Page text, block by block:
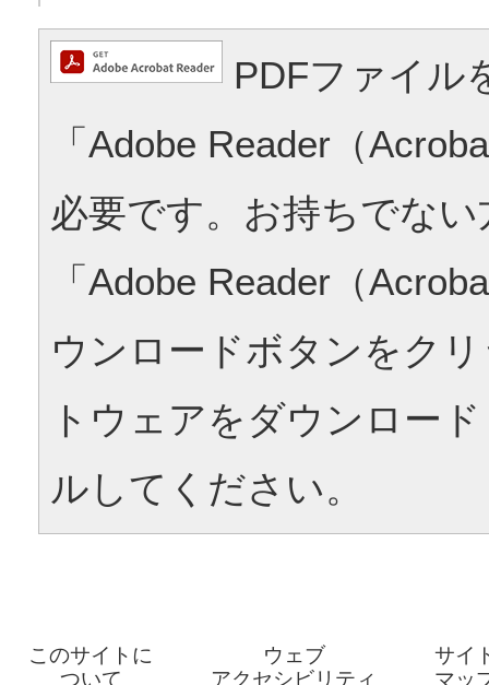
PDFファイル
「Adobe Reader（
必要です。お持ちでな
「Adobe Reader（
ウンロードボタンをク
トウェアをダウンロー
ルしてください。
このサイトに
ついて
ウェブ
アクセシビリティ
サイ
マッ